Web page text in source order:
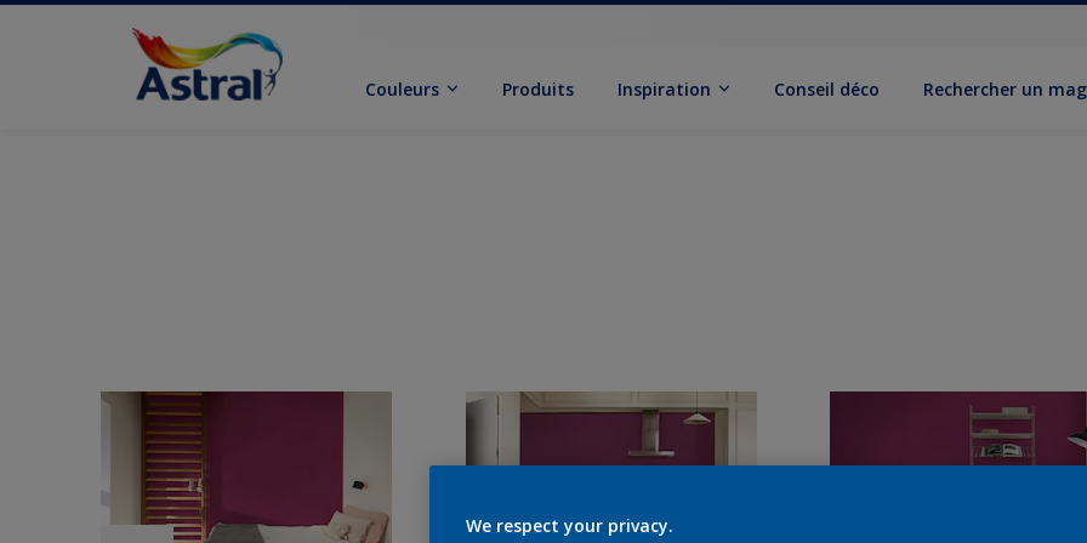
Couleurs Produits Inspiration Conseil déco Rechercher un
We respect your privacy.